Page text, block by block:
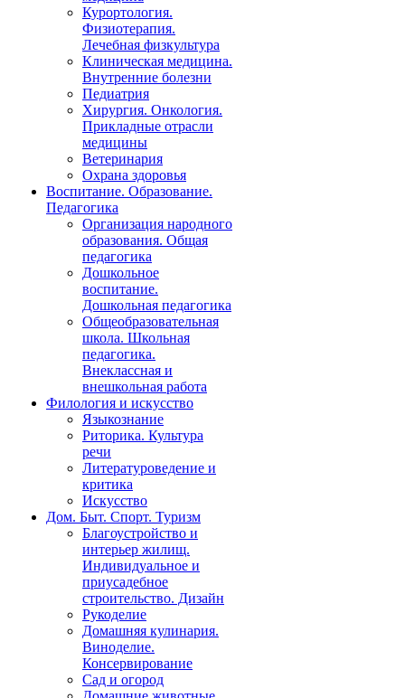
Курортология.
Физиотерапия.
Лечебная физкультура
Клиническая медицина.
Внутренние болезни
Педиатрия
Хирургия. Онкология.
Прикладные отрасли
медицины
Ветеринария
Охрана здоровья
Воспитание. Образование.
Педагогика
Организация народного
образования. Общая
педагогика
Дошкольное
воспитание.
Дошкольная педагогика
Общеобразовательная
школа. Школьная
педагогика.
Внеклассная и
внешкольная работа
Филология и искусство
Языкознание
Риторика. Культура
речи
Литературоведение и
критика
Искусство
Дом. Быт. Спорт. Туризм
Благоустройство и
интерьер жилищ.
Индивидуальное и
приусадебное
строительство. Дизайн
Рукоделие
Домашняя кулинария.
Виноделие.
Консервирование
Сад и огород